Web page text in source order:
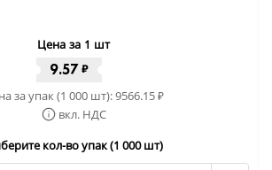
Цена за 1 шт
9.57₽
за упак (1 000 шт):9566.15₽
вкл. НДС
кол-во упак (1 000 шт)